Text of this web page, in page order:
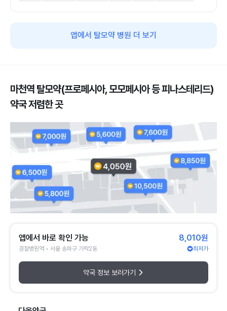
앱에서 탈모약 병원 더 보기
마천역 탈모약(프로페시아, 모모페시아 등 피나스테리드)
약국 저렴한 곳
앱에서 바로 확인 가능
경찰병원역 • 서울 송파구 가락2동
8,010원
최저가
약국 정보 보러가기